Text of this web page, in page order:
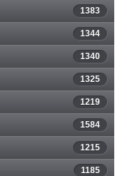
1383
1344
1340
1325
1219
1584
1215
1185